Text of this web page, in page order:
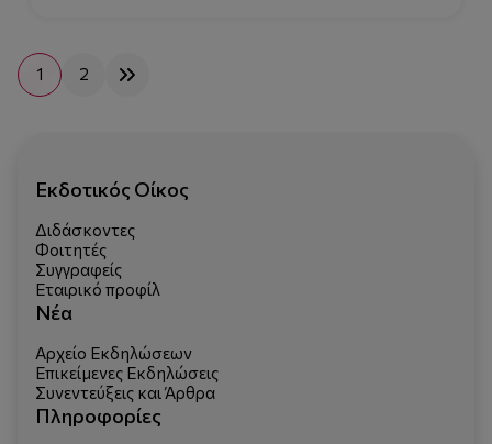
1 2
Εκδοτικός Οίκος
Διδάσκοντες
Φοιτητές
Συγγραφείς
Εταιρικό προφίλ
Νέα
Αρχείο Εκδηλώσεων
Επικείμενες Εκδηλώσεις
Συνεντεύξεις και Άρθρα
Πληροφορίες